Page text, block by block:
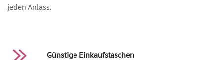
jeden Anlass.
Günstige Einkaufstaschen